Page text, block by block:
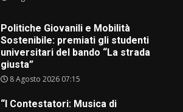
“I Contestatori: Musica di
Rivoluzione”: nuovo
appuntamento con “Fasano in
Banda”